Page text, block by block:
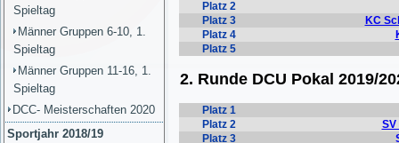
Spieltag
Männer Gruppen 6-10, 1.
Spieltag
Männer Gruppen 11-16, 1.
Spieltag
DCC- Meisterschaften 2020
Sportjahr 2018/19